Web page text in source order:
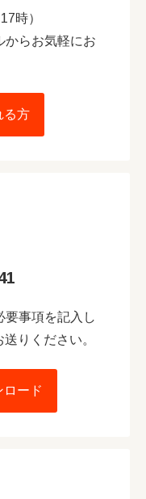
時）
からお気軽にお
る方
要事項を記入し
りください。
ロード